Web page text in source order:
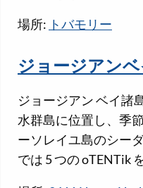
場所: トバモリー
ジョージアン
ジョージアン ベイ諸
水群島に位置し、季
ーソレイユ島のシー
では 5 つの oTENTik